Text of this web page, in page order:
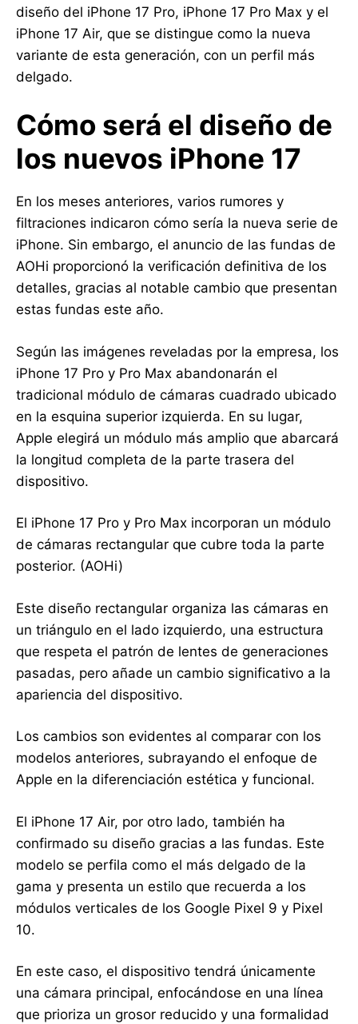
diseño del iPhone 17 Pro, iPhone 17 Pro Max y el
iPhone 17 Air, que se distingue como la nueva
variante de esta generación, con un perfil más
delgado.
Cómo será el diseño de
los nuevos iPhone 17
En los meses anteriores, varios rumores y
filtraciones indicaron cómo sería la nueva serie de
iPhone. Sin embargo, el anuncio de las fundas de
AOHi proporcionó la verificación definitiva de los
detalles, gracias al notable cambio que presentan
estas fundas este año.
Según las imágenes reveladas por la empresa, los
iPhone 17 Pro y Pro Max abandonarán el
tradicional módulo de cámaras cuadrado ubicado
en la esquina superior izquierda. En su lugar,
Apple elegirá un módulo más amplio que abarcará
la longitud completa de la parte trasera del
dispositivo.
El iPhone 17 Pro y Pro Max incorporan un módulo
de cámaras rectangular que cubre toda la parte
posterior. (AOHi)
Este diseño rectangular organiza las cámaras en
un triángulo en el lado izquierdo, una estructura
que respeta el patrón de lentes de generaciones
pasadas, pero añade un cambio significativo a la
apariencia del dispositivo.
Los cambios son evidentes al comparar con los
modelos anteriores, subrayando el enfoque de
Apple en la diferenciación estética y funcional.
El iPhone 17 Air, por otro lado, también ha
confirmado su diseño gracias a las fundas. Este
modelo se perfila como el más delgado de la
gama y presenta un estilo que recuerda a los
módulos verticales de los Google Pixel 9 y Pixel
10.
En este caso, el dispositivo tendrá únicamente
una cámara principal, enfocándose en una línea
que prioriza un grosor reducido y una formalidad